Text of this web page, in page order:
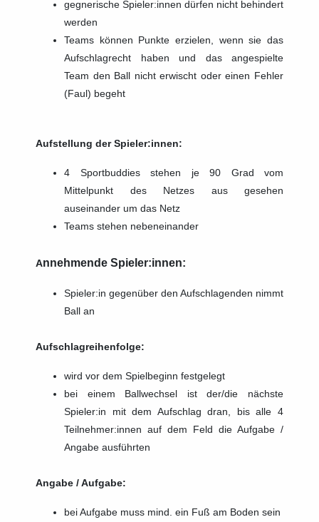
gegnerische Spieler:innen dürfen nicht behindert
werden
Teams können Punkte erzielen, wenn sie das
Aufschlagrecht haben und das angespielte
Team den Ball nicht erwischt oder einen Fehler
(Faul) begeht
Aufstellung der Spieler:innen:
4 Sportbuddies stehen je 90 Grad vom
Mittelpunkt des Netzes aus gesehen
auseinander um das Netz
Teams stehen nebeneinander
Annehmende Spieler:innen:
Spieler:in gegenüber den Aufschlagenden nimmt
Ball an
Aufschlagreihenfolge:
wird vor dem Spielbeginn festgelegt
bei einem Ballwechsel ist der/die nächste
Spieler:in mit dem Aufschlag dran, bis alle 4
Teilnehmer:innen auf dem Feld die Aufgabe /
Angabe ausführten
Angabe / Aufgabe:
bei Aufgabe muss mind. ein Fuß am Boden sein